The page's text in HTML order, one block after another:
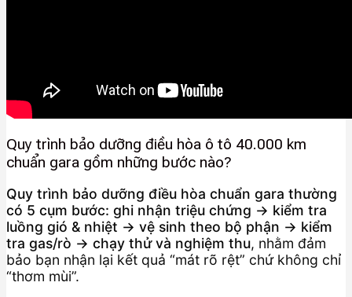
Quy trình bảo dưỡng điều hòa ô tô 40.000 km
chuẩn gara gồm những bước nào?
Quy trình bảo dưỡng điều hòa chuẩn gara thường
có 5 cụm bước: ghi nhận triệu chứng → kiểm tra
luồng gió & nhiệt → vệ sinh theo bộ phận → kiểm
tra gas/rò → chạy thử và nghiệm thu, nhằm đảm
bảo bạn nhận lại kết quả “mát rõ rệt” chứ không chỉ
“thơm mùi”.